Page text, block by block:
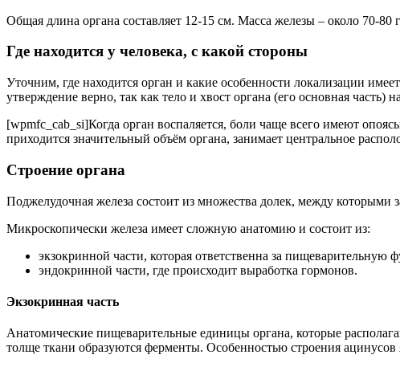
Общая длина органа составляет 12-15 см. Масса железы – около 70-80
Где находится у человека, с какой стороны
Уточним, где находится орган и какие особенности локализации
утверждение верно, так как тело и хвост органа (его основная
[wpmfc_cab_si]Когда орган воспаляется, боли чаще всего имеют
приходится значительный объём органа, занимает центральное
Строение органа
Поджелудочная железа состоит из множества долек, между
Микроскопически железа имеет сложную анатомию и состоит из:
экзокринной части, которая ответственна за пищеварительную
эндокринной части, где происходит выработка гормонов.
Экзокринная часть
Анатомические пищеварительные единицы органа, которые
толще ткани образуются ферменты. Особенностью строения